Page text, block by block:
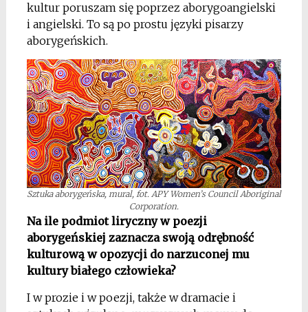
kultur poruszam się poprzez aborygoangielski
i angielski. To są po prostu języki pisarzy
aborygeńskich.
Sztuka aborygeńska, mural, fot. APY Women’s Council Aboriginal
Corporation.
Na ile podmiot liryczny w poezji
aborygeńskiej zaznacza swoją odrębność
kulturową w opozycji do narzuconej mu
kultury białego człowieka?
I w prozie i w poezji, także w dramacie i